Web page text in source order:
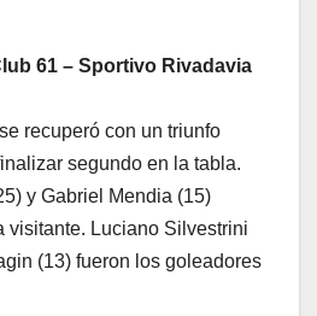
61 – Sportivo Rivadavia
recuperó con un triunfo
segundo en la tabla.
y Gabriel Mendia (15)
visitante. Luciano Silvestrini
(13) fueron los goleadores